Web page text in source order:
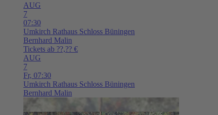
AUG
7
07:30
Umkirch Rathaus Schloss Büningen
Bernhard Malin
Tickets ab ??,?? €
AUG
7
Fr, 07:30
Umkirch Rathaus Schloss Büningen
Bernhard Malin